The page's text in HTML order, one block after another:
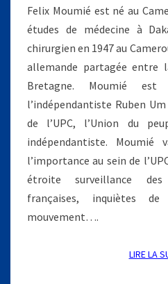
X
M
U
M
I
É
1
2
5
1
0
Felix Moumié est né au
études de médecine à
chirurgien en 1947 au
allemande partagée entre
Bretagne. Moumié
l’indépendantiste Ruben
de l’UPC, l’Union du
indépendantiste.
l’importance au sein de
étroite surveillance
françaises, inquiètes
mouvement….
LIRE LA